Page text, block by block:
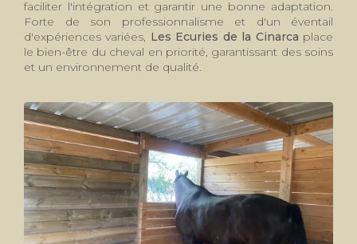
faciliter l'intégration et garantir une bonne adaptation.
Forte de son professionnalisme et d'un éventail
d'expériences variées, Les Ecuries de la Cinarca place
le bien-être du cheval en priorité, garantissant des soins
et un environnement de qualité.